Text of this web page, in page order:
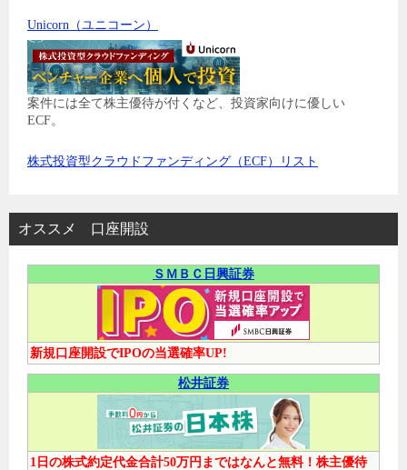
Unicorn（ユニコーン）
案件には全て株主優待が付くなど、投資家向けに優しい
ECF。
株式投資型クラウドファンディング（ECF）リスト
オススメ 口座開設
ＳＭＢＣ日興証券
新規口座開設でIPOの当選確率UP!
松井証券
1日の株式約定代金合計50万円まではなんと無料！株主優待